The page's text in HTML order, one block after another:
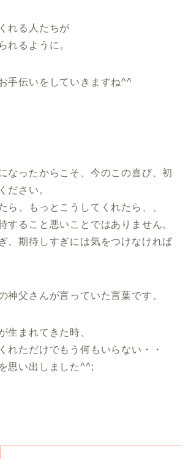
れる人たちが
れるように。
手伝いをしていきますね^^
なったからこそ、今のこの喜び、初
ださい。
ら、もっとこうしてくれたら、、
すること悪いことではありません。
、期待しすぎには気をつけなければ
神父さんが言っていた言葉です。
生まれてきた時、
れただけでもう何もいらない・・
思い出しました^^;